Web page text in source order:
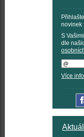
novinek
S
dle
Více